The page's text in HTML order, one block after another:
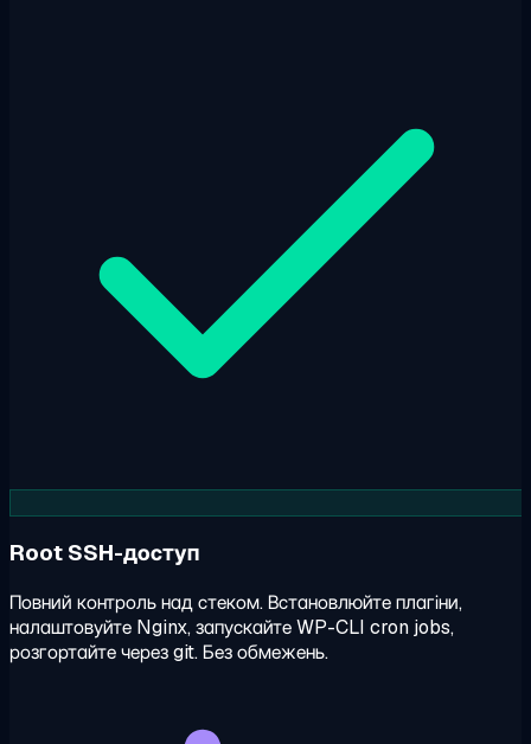
Root SSH-доступ
Повний контроль над стеком. Встановлюйте плагіни,
налаштовуйте Nginx, запускайте WP-CLI cron jobs,
розгортайте через git. Без обмежень.